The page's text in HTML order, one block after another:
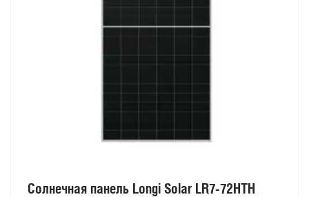
Солнечная панель Longi Solar LR7-72HTH